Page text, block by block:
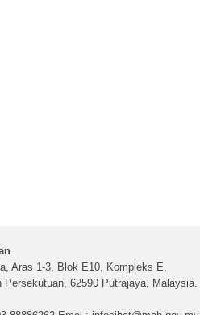
Aras 1-3, Blok E10, Kompleks E,
Persekutuan, 62590 Putrajaya, Malaysia.